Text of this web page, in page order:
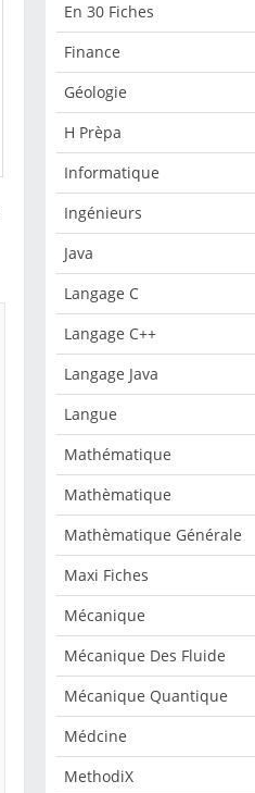
En 30 Fiches
Finance
Géologie
H Prèpa
Informatique
Ingénieurs
Java
Langage C
Langage C++
Langage Java
Langue
Mathématique
Mathèmatique
Mathèmatique Générale
Maxi Fiches
Mécanique
Mécanique Des Fluide
Mécanique Quantique
Médcine
MethodiX